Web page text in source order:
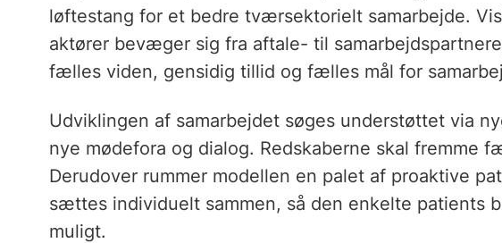
løftestang for et bedre tværsektorielt samarbejde.
aktører bevæger sig fra aftale- til
fælles viden, gensidig tillid og fælles mål for
Udviklingen af samarbejdet søges understøttet via
nye mødefora og dialog. Redskaberne skal fremme
Derudover rummer modellen en palet af proaktive
sættes individuelt sammen, så den enkelte patients
muligt.